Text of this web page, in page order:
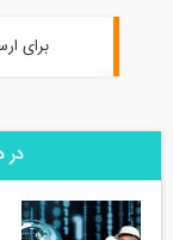
برای
در